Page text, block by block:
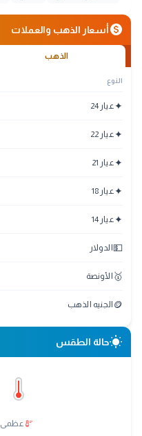
monetization_onأسعار الذهب والعملات
الذهب
النوع
✦ عيار 24
✦ عيار 22
✦ عيار 21
✦ عيار 18
✦ عيار 14
💵الدولار
🥇 الأونصة
🪙 الجنيه الذهب
wb_sunnyحالة الطقس
thermostat عظمى